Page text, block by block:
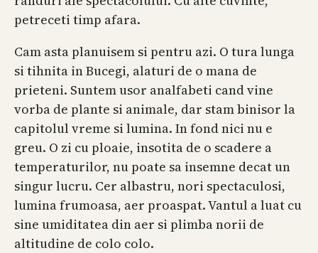
petreceti timp afara.
Cam asta planuisem si pentru azi. O tura lunga
si tihnita in Bucegi, alaturi de o mana de
prieteni. Suntem usor analfabeti cand vine
vorba de plante si animale, dar stam binisor la
capitolul vreme si lumina. In fond nici nu e
greu. O zi cu ploaie, insotita de o scadere a
temperaturilor, nu poate sa insemne decat un
singur lucru. Cer albastru, nori spectaculosi,
lumina frumoasa, aer proaspat. Vantul a luat cu
sine umiditatea din aer si plimba norii de
altitudine de colo colo.